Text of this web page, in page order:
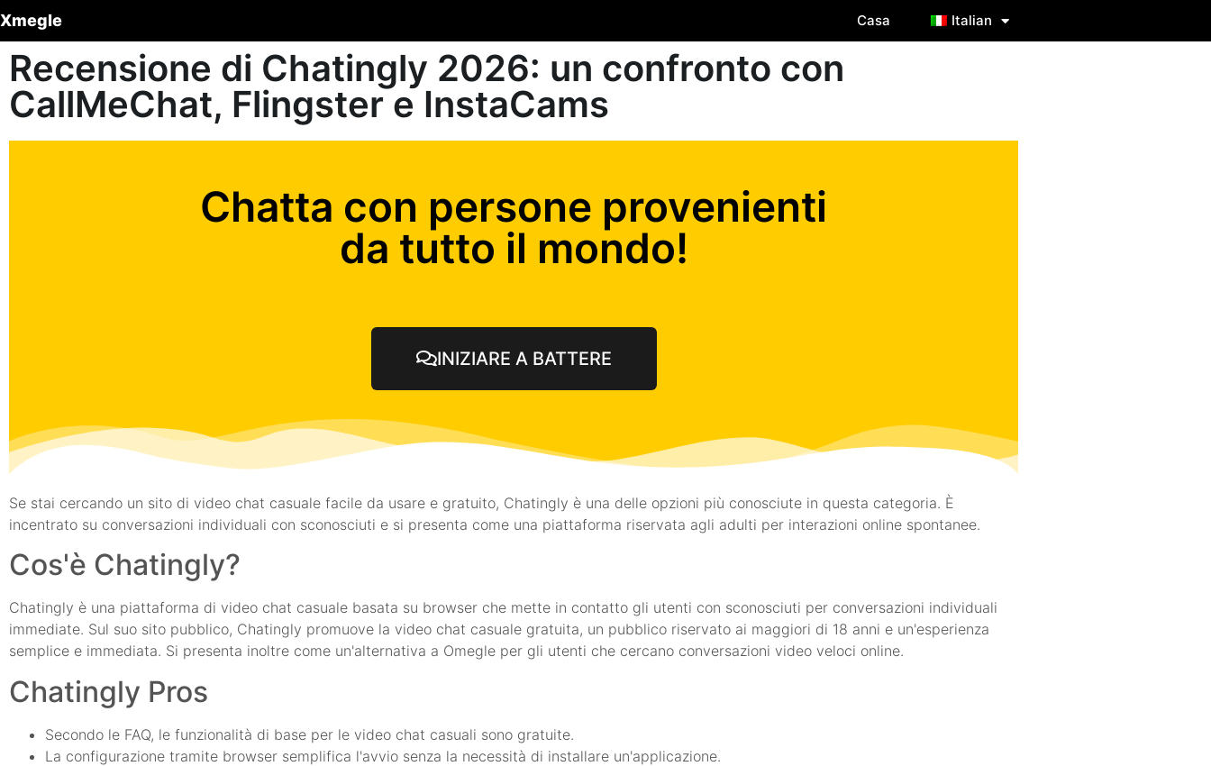
Xmegle Casa Italian
Recensione di Chatingly 2026: un confronto con
CallMeChat, Flingster e InstaCams
Chatta con persone provenienti
da tutto il mondo!
INIZIARE A BATTERE
Se stai cercando un sito di video chat casuale facile da usare e gratuito, Chatingly è una delle opzioni più conosciute in questa categoria. È
incentrato su conversazioni individuali con sconosciuti e si presenta come una piattaforma riservata agli adulti per interazioni online spontanee.
Cos'è Chatingly?
Chatingly è una piattaforma di video chat casuale basata su browser che mette in contatto gli utenti con sconosciuti per conversazioni individuali
immediate. Sul suo sito pubblico, Chatingly promuove la video chat casuale gratuita, un pubblico riservato ai maggiori di 18 anni e un'esperienza
semplice e immediata. Si presenta inoltre come un'alternativa a Omegle per gli utenti che cercano conversazioni video veloci online.
Chatingly Pros
Secondo le FAQ, le funzionalità di base per le video chat casuali sono gratuite.
La configurazione tramite browser semplifica l'avvio senza la necessità di installare un'applicazione.